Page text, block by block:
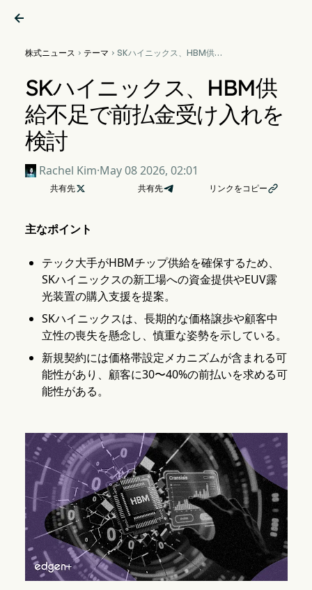

株式ニュース  テーマ  SKハイニックス、HBM供給
SKハイニックス、HBM供
給不足で前払金受け入れを
検討
Rachel Kim·May 08 2026, 02:01
共有先 共有先 リンクをコピー
主なポイント
テック大手がHBMチップ供給を確保するため、
SKハイニックスの新工場への資金提供やEUV露
光装置の購入支援を提案。
SKハイニックスは、長期的な価格譲歩や顧客中
立性の喪失を懸念し、慎重な姿勢を示している。
新規契約には価格帯設定メカニズムが含まれる可
能性があり、顧客に30〜40%の前払いを求める可
能性がある。